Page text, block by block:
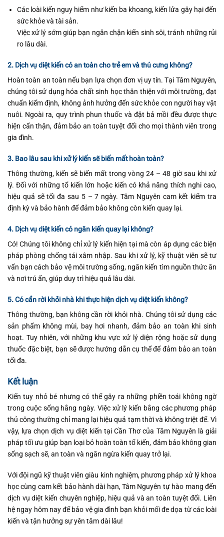
Các loài kiến nguy hiểm như kiến ba khoang, kiến lửa gây hại đến
sức khỏe và tài sản.
Việc xử lý sớm giúp bạn ngăn chặn kiến sinh sôi, tránh những rủi
ro lâu dài.
2. Dịch vụ diệt kiến có an toàn cho trẻ em và thú cưng không?
Hoàn toàn an toàn nếu bạn lựa chọn đơn vị uy tín. Tại Tâm Nguyên,
chúng tôi sử dụng hóa chất sinh học thân thiện với môi trường, đạt
chuẩn kiểm định, không ảnh hưởng đến sức khỏe con người hay vật
nuôi. Ngoài ra, quy trình phun thuốc và đặt bả mồi đều được thực
hiện cẩn thận, đảm bảo an toàn tuyệt đối cho mọi thành viên trong
gia đình.
3. Bao lâu sau khi xử lý kiến sẽ biến mất hoàn toàn?
Thông thường, kiến sẽ biến mất trong vòng 24 – 48 giờ sau khi xử
lý. Đối với những tổ kiến lớn hoặc kiến có khả năng thích nghi cao,
hiệu quả sẽ tối đa sau 5 – 7 ngày. Tâm Nguyên cam kết kiểm tra
định kỳ và bảo hành để đảm bảo không còn kiến quay lại.
4. Dịch vụ diệt kiến có ngăn kiến quay lại không?
Có! Chúng tôi không chỉ xử lý kiến hiện tại mà còn áp dụng các biện
pháp phòng chống tái xâm nhập. Sau khi xử lý, kỹ thuật viên sẽ tư
vấn bạn cách bảo vệ môi trường sống, ngăn kiến tìm nguồn thức ăn
và nơi trú ẩn, giúp duy trì hiệu quả lâu dài.
5. Có cần rời khỏi nhà khi thực hiện dịch vụ diệt kiến không?
Thông thường, bạn không cần rời khỏi nhà. Chúng tôi sử dụng các
sản phẩm không mùi, bay hơi nhanh, đảm bảo an toàn khi sinh
hoạt. Tuy nhiên, với những khu vực xử lý diện rộng hoặc sử dụng
thuốc đặc biệt, bạn sẽ được hướng dẫn cụ thể để đảm bảo an toàn
tối đa.
Kết luận
Kiến tuy nhỏ bé nhưng có thể gây ra những phiền toái không ngờ
trong cuộc sống hằng ngày. Việc xử lý kiến bằng các phương pháp
thủ công thường chỉ mang lại hiệu quả tạm thời và không triệt để. Vì
vậy, lựa chọn dịch vụ diệt kiến tại Cần Thơ của Tâm Nguyên là giải
pháp tối ưu giúp bạn loại bỏ hoàn toàn tổ kiến, đảm bảo không gian
sống sạch sẽ, an toàn và ngăn ngừa kiến quay trở lại.
Với đội ngũ kỹ thuật viên giàu kinh nghiệm, phương pháp xử lý khoa
học cùng cam kết bảo hành dài hạn, Tâm Nguyên tự hào mang đến
dịch vụ diệt kiến chuyên nghiệp, hiệu quả và an toàn tuyệt đối. Liên
hệ ngay hôm nay để bảo vệ gia đình bạn khỏi mối đe dọa từ các loài
kiến và tận hưởng sự yên tâm dài lâu!